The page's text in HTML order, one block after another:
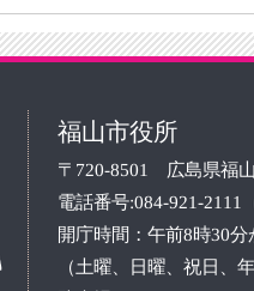
福山市役所
〒720-8501 広島県福
電話番号:084-921-2111
開庁時間：午前8時30
（土曜、日曜、祝日、